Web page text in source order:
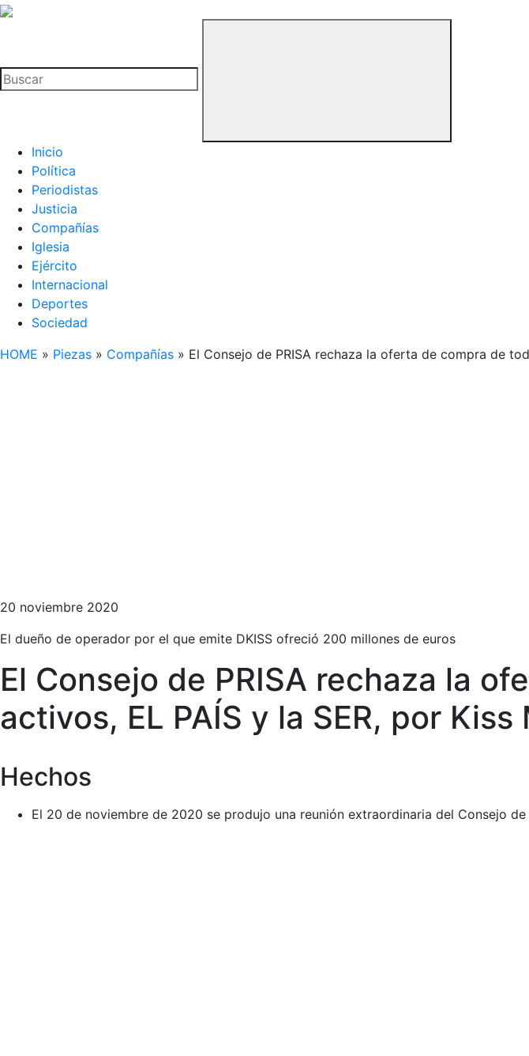
La
Buitre
Inicio
Política
Periodistas
Justicia
Compañías
Iglesia
Ejército
Internacional
Deportes
Sociedad
HOME » Piezas » Compañías » El Consejo de PRISA rechaza la oferta de compra de
20 noviembre 2020
El dueño de operador por el que emite DKISS ofreció 200 millones de euros
El Consejo de PRISA rechaza la
activos, EL PAÍS y la SER, por
Hechos
El 20 de noviembre de 2020 se produjo una reunión extraordinaria del Consejo